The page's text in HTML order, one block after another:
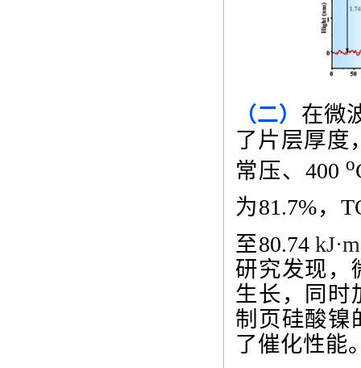
（二） 在微
了片层厚度
常压、400o
为81.7%，
至80.74
研究发现，
生长，同时
制页硅酸镍
了催化性能